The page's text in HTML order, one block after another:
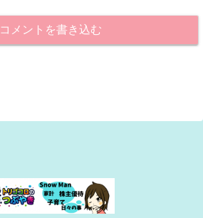
コメントを書き込む